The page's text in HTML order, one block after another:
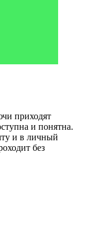
приходят
и понятна.
и в личный
без